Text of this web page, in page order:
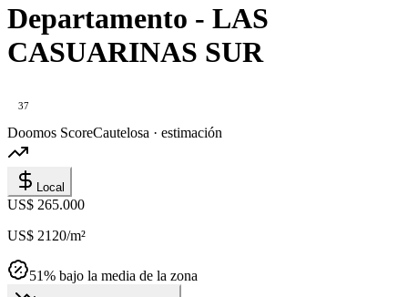
Departamento - LAS
CASUARINAS SUR
37
Doomos ScoreCautelosa · estimación
Local
US$ 265.000
US$ 2120/m²
51% bajo la media de la zona